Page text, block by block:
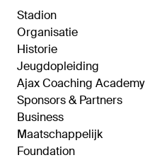
Stadion
Organisatie
Historie
Jeugdopleiding
Ajax Coaching Academy
Sponsors & Partners
Business
Maatschappelijk
Foundation